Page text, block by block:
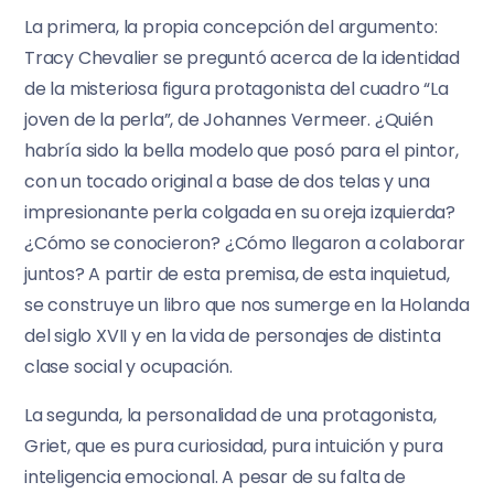
La primera, la propia concepción del argumento:
Tracy Chevalier se preguntó acerca de la identidad
de la misteriosa figura protagonista del cuadro “La
joven de la perla”, de Johannes Vermeer. ¿Quién
habría sido la bella modelo que posó para el pintor,
con un tocado original a base de dos telas y una
impresionante perla colgada en su oreja izquierda?
¿Cómo se conocieron? ¿Cómo llegaron a colaborar
juntos? A partir de esta premisa, de esta inquietud,
se construye un libro que nos sumerge en la Holanda
del siglo XVII y en la vida de personajes de distinta
clase social y ocupación.
La segunda, la personalidad de una protagonista,
Griet, que es pura curiosidad, pura intuición y pura
inteligencia emocional. A pesar de su falta de